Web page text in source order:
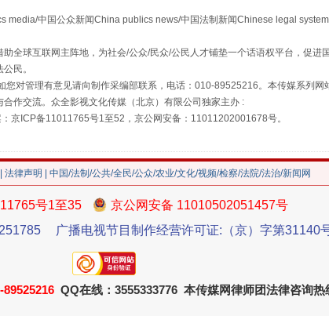
珠宝鉴定乱象
重拳出击
media/中国公众新闻China publics news/中国法制新闻Chinese legal
全球互联网主阵地，为社会/公众/民众/公民人才铺垫一个话语权平台，促进
民。
对管理有意见请向制作采编部联系，电话：010-89525216。本传媒系列网
作交流。众全影视文化传媒（北京）有限公司独家主办 :
京ICP备11011765号1至52，京公网安备：11011202001678号。
法律声明 | 中国/法制/公共/全民/公众/农业/文化/视频/检察/法院/法治/新闻网
号1至35
京公网安备 11010502051457号
广播电视节目制作经营许可证:（京）字第31140
89525216 QQ在线：3555333776 本传媒网律师团法律咨询热